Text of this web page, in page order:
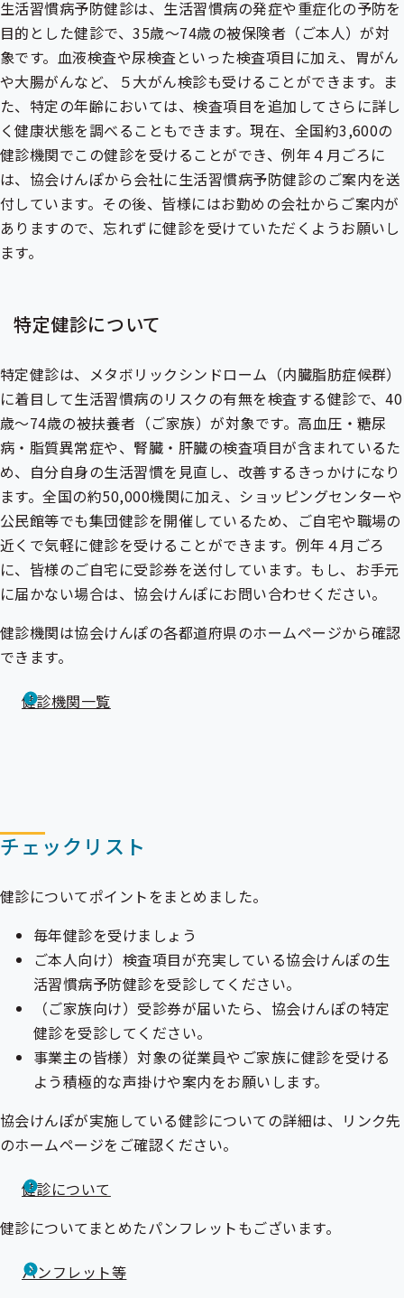
生活習慣病予防健診は、生活習慣病の発症や重症化の予防を
目的とした健診で、35歳～74歳の被保険者（ご本人）が対
象です。血液検査や尿検査といった検査項目に加え、胃がん
や大腸がんなど、５大がん検診も受けることができます。ま
た、特定の年齢においては、検査項目を追加してさらに詳し
く健康状態を調べることもできます。現在、全国約3,600の
健診機関でこの健診を受けることができ、例年４月ごろに
は、協会けんぽから会社に生活習慣病予防健診のご案内を送
付しています。その後、皆様にはお勤めの会社からご案内が
ありますので、忘れずに健診を受けていただくようお願いし
ます。
特定健診について
特定健診は、メタボリックシンドローム（内臓脂肪症候群）
に着目して生活習慣病のリスクの有無を検査する健診で、40
歳～74歳の被扶養者（ご家族）が対象です。高血圧・糖尿
病・脂質異常症や、腎臓・肝臓の検査項目が含まれているた
め、自分自身の生活習慣を見直し、改善するきっかけになり
ます。全国の約50,000機関に加え、ショッピングセンターや
公民館等でも集団健診を開催しているため、ご自宅や職場の
近くで気軽に健診を受けることができます。例年４月ごろ
に、皆様のご自宅に受診券を送付しています。もし、お手元
に届かない場合は、協会けんぽにお問い合わせください。
健診機関は協会けんぽの各都道府県のホームページから確認
できます。
健診機関一覧
チェックリスト
健診についてポイントをまとめました。
毎年健診を受けましょう
ご本人向け）検査項目が充実している協会けんぽの生
活習慣病予防健診を受診してください。
（ご家族向け）受診券が届いたら、協会けんぽの特定
健診を受診してください。
事業主の皆様）対象の従業員やご家族に健診を受ける
よう積極的な声掛けや案内をお願いします。
協会けんぽが実施している健診についての詳細は、リンク先
のホームページをご確認ください。
健診について
健診についてまとめたパンフレットもございます。
パンフレット等